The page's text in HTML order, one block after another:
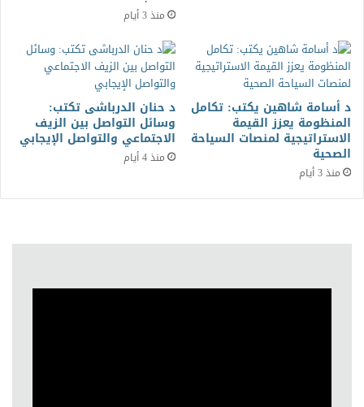
منذ 3 أيام
د أسامة شاهين يكتب: تكامل
المنظومة يعزز القيمة
الاستراتيجية لمنصات السياحة
الصحية
منذ 3 أيام
د حنان الدرباشى تكتب:
وسائل التواصل بين الزيف
الاجتماعي والتواصل الإيجابي
منذ 4 أيام